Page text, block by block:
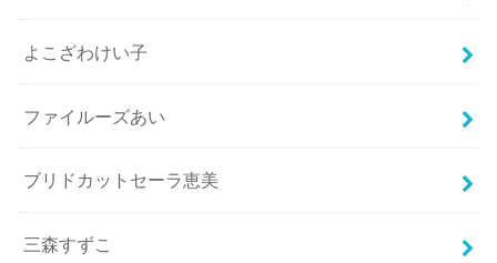
よこざわけい子
ファイルーズあい
ブリドカットセーラ恵美
三森すずこ